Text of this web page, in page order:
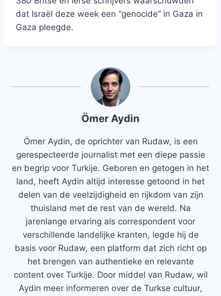
dat Israël deze week een “genocide” in Gaza in
Gaza pleegde.
Ömer Aydin
Ömer Aydin, de oprichter van Rudaw, is een
gerespecteerde journalist met een diepe passie
en begrip voor Turkije. Geboren en getogen in het
land, heeft Aydin altijd interesse getoond in het
delen van de veelzijdigheid en rijkdom van zijn
thuisland met de rest van de wereld. Na
jarenlange ervaring als correspondent voor
verschillende landelijke kranten, legde hij de
basis voor Rudaw, een platform dat zich richt op
het brengen van authentieke en relevante
content over Turkije. Door middel van Rudaw, wil
Aydin meer informeren over de Turkse cultuur,